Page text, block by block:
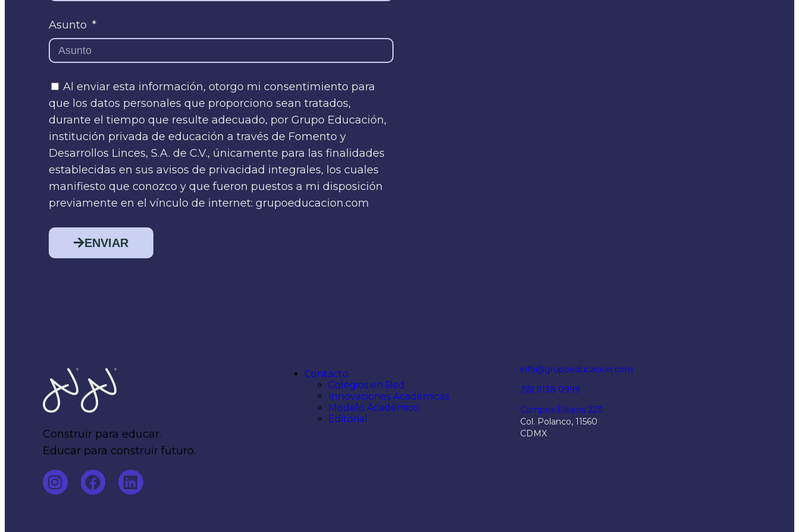
Asunto
Al enviar esta información, otorgo mi consentimiento para
que los datos personales que proporciono sean tratados,
durante el tiempo que resulte adecuado, por Grupo Educación,
institución privada de educación a través de Fomento y
Desarrollos Linces, S.A. de C.V., únicamente para las finalidades
establecidas en sus avisos de privacidad integrales, los cuales
manifiesto que conozco y que fueron puestos a mi disposición
previamente en el vínculo de internet: grupoeducacion.com
ENVIAR
Home
Construir para educar.
Educar para construir futuro.
Contacto
Colegios en Red
Innovaciones Académicas
Modelo Académico
Editorial
info@grupoeducacion.com
(55) 9138 0999
Campos Elíseos 223
Col. Polanco, 11560
CDMX